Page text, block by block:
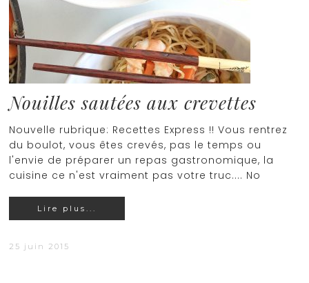
Nouilles sautées aux crevettes
Nouvelle rubrique: Recettes Express !! Vous rentrez
du boulot, vous êtes crevés, pas le temps ou
l'envie de préparer un repas gastronomique, la
cuisine ce n'est vraiment pas votre truc.... No
Lire plus...
25 juin 2015